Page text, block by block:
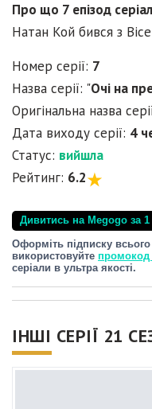
Про що 7 епізод
Натан Кой бився з
Номер серії: 7
Назва серії: "Очі на
Оригінальна назва
Дата виходу серії: 4
Статус: вийшла
Рейтинг: 6.2
Дивитись на Megogo за
Оформіть підписку
використовуйте промокод
серіали в ультра якості.
ІНШІ СЕРІЇ 21